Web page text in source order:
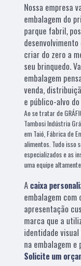
Nossa empresa
embalagem do
parque fabril,
criar do zero a
seu brinquedo.
embalagem
venda,
e público-alvo
Ao se tratar de
Tambosi Indústria
em Taió, Fábrica de
alimentos. Tudo isso
especializados e as
uma equipe
A caixa
embalagem com
apresentação
marca que a
identidade
na embalagem e
Solicite um